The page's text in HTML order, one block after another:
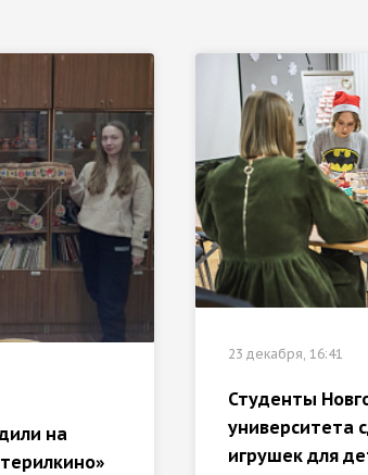
на
23 декабря, 16:41
Студенты
университета
игрушек для